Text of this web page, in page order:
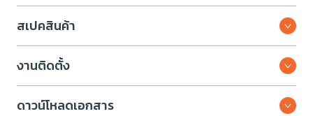
สเปคสินค้า
งานติดตั้ง
ดาวน์โหลดเอกสาร